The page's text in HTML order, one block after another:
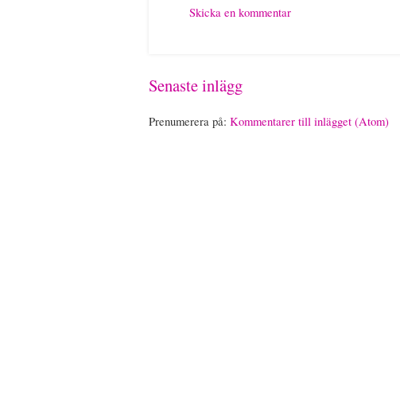
Skicka en kommentar
Senaste inlägg
Prenumerera på: Kommentarer till inlägget (Atom)